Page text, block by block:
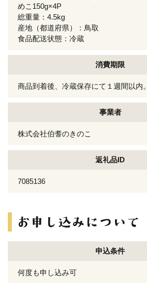
めこ150g×4P
総重量：4.5kg
産地（都道府県）：鳥取
食品配送状態：冷蔵
消費期限
商品到着後、冷蔵保存にて１週間以内。
事業者
株式会社伯耆のきのこ
返礼品ID
7085136
申込条件
何度も申し込み可